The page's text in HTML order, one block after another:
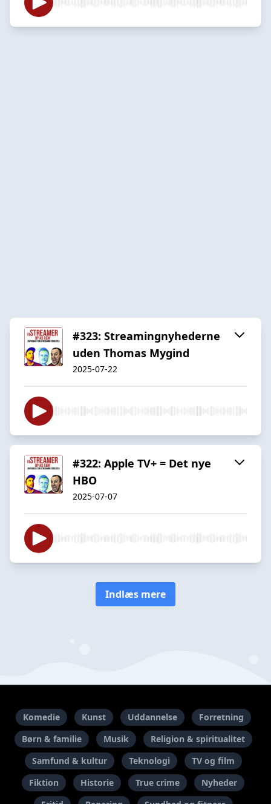
#323: Streamingnyhederne
uden Thomas Mygind
2025-07-22
#322: Apple TV+ = Det nye
HBO
2025-07-07
Indlæs mere
Komedie Kunst Uddannelse
Forretning
Børn & familie
Musik
Religion & spiritualitet
Samfund & kultur
Teknologi
TV og film
Fiktion
Historie True crime
Nyheder